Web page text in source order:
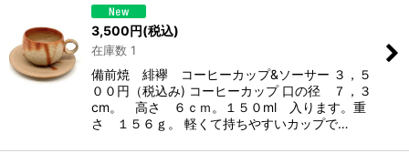
3,500円(税込)
在庫数 1
備前焼 緋襷 コーヒーカップ&ソーサー ３，５
００円（税込み) コーヒーカップ 口の径 ７，３
cm。 高さ ６ｃｍ。１５０ml 入ります。重
さ １５６ｇ。 軽くて持ちやすいカップで…